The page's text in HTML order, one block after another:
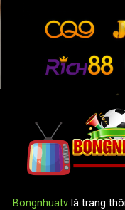
Bongnhuatvlà trang